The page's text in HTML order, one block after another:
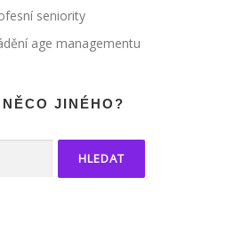
seniority
age managementu
JINÉHO?